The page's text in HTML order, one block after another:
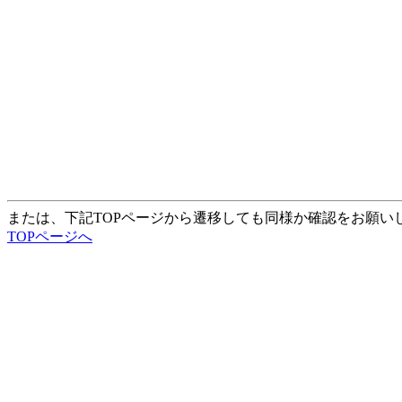
または、下記TOPページから遷移しても同様か確認をお願い
TOPページへ